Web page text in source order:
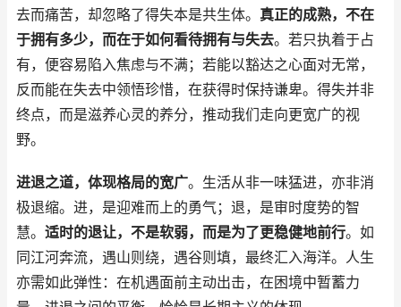
去而痛苦，却忽略了得失本是共生体。 真正的成熟，不在
于拥有多少，而在于如何看待拥有与失去。若只执着于占
有，便容易陷入焦虑与不满；若能以豁达之心面对无常，
反而能在失去中领悟珍惜，在获得时保持谦卑。得失并非
终点，而是滋养心灵的养分，推动我们走向更宽广的视
野。
进退之道，体现格局的宽广。生活从非一味猛进，亦非消
极退缩。进，是迎难而上的勇气；退，是审时度势的智
慧。 适时的退让，不是软弱，而是为了更稳健地前行。如
同江河奔流，遇山则绕，遇谷则填，最终汇入海洋。人生
亦需如此弹性：在机遇面前主动出击，在困境中暂蓄力